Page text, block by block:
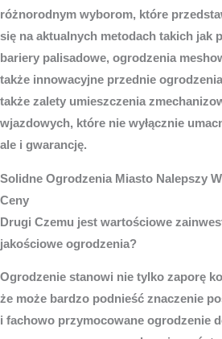
różnorodnym wyborom, które
się na aktualnych metodach takich jak
bariery palisadowe, ogrodzenia
także innowacyjne przednie
także zalety umieszczenia
wjazdowych, które nie wyłącznie
ale i gwarancję.
Solidne Ogrodzenia Miasto Nalepszy
Ceny
Drugi Czemu jest wartościowe
jakościowe ogrodzenia?
Ogrodzenie stanowi nie tylko zaporę
że może bardzo podnieść znaczenie
i fachowo przymocowane ogrodzenie